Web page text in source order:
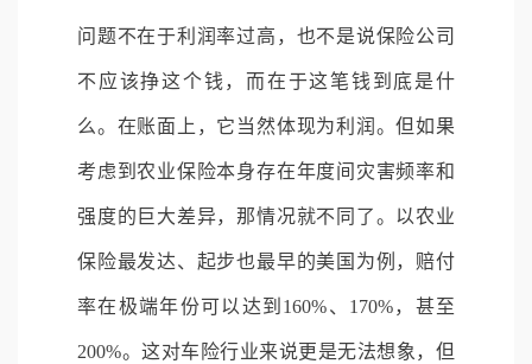
问题不在于利润率过高，也不是说保险公司
不应该挣这个钱，而在于这笔钱到底是什
么。在账面上，它当然体现为利润。但如果
考虑到农业保险本身存在年度间灾害频率和
强度的巨大差异，那情况就不同了。以农业
保险最发达、起步也最早的美国为例，赔付
率在极端年份可以达到160%、170%，甚至
200%。这对车险行业来说更是无法想象，但